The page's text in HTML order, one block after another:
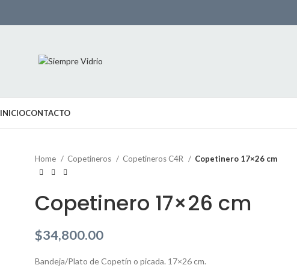
INICIOCONTACTO
Home Copetineros Copetineros C4R Copetinero 17×26 cm
Copetinero 17×26 cm
$34,800.00
Bandeja/Plato de Copetín o picada. 17×26 cm.